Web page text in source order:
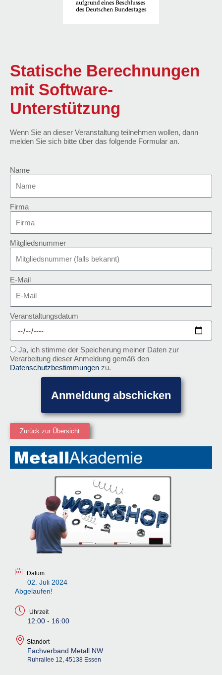
Statische Berechnungen
mit Software-
Unterstützung
Wenn Sie an dieser Veranstaltung teilnehmen wollen, dann
melden Sie sich bitte über das folgende Formular an.
Name
Firma
Mitgliedsnummer
E-Mail
Veranstaltungsdatum
Ja, ich stimme der Speicherung meiner Daten zur
Verarbeitung dieser Anmeldung gemäß den
Datenschutzbestimmungen zu.
Anmeldung abschicken
Zurück zur Übersicht
Datum
02. Juli 2024
Abgelaufen!
Uhrzeit
12:00 - 16:00
Standort
Fachverband Metall NW
Ruhrallee 12, 45138 Essen